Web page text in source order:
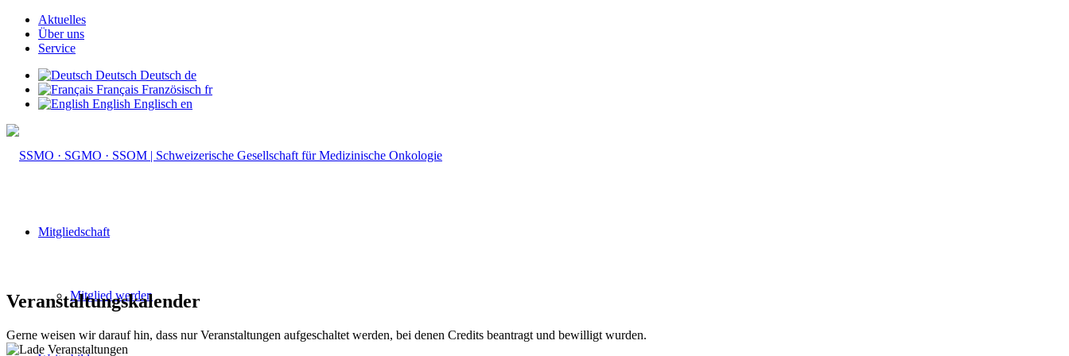
Aktuelles
Über uns
Service
Deutsch Deutsch de
Français Französisch fr
English Englisch en
Mitgliedschaft
Mitglied werden
Veranstaltungskalender
Gerne weisen wir darauf hin, dass nur Veranstaltungen aufgeschaltet werden, bei denen Credits beantragt und bewilligt wurden.